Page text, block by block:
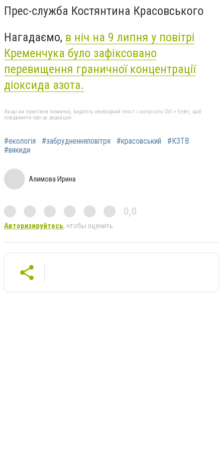
Прес-служба Костянтина Красовського
Нагадаємо, в ніч на 9 липня у повітрі
Кременчука було зафіксовано
перевищення граничної концентрації
діоксида азота.
Якщо ви помітили помилку, виділіть необхідний текст і натисніть Ctrl + Enter, щоб
повідомити про це редакцію
#екологія #забрудненняповітря #красовський
#КЗТВ
#викиди
Алимова Ирина
0,0
Авторизируйтесь, чтобы оценить